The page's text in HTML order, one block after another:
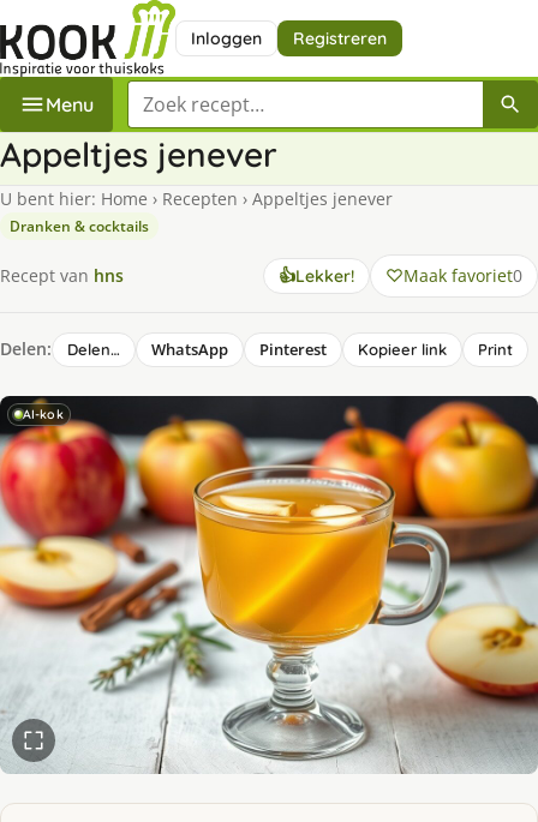
Inloggen Registreren
Menu Zoek een recept
Appeltjes jenever
U bent hier: Home › Recepten › Appeltjes jenever
Dranken & cocktails
Recept van hns 👍Lekker! Maak favoriet0
Delen: Delen… WhatsApp Pinterest Kopieer link Print
AI-kok